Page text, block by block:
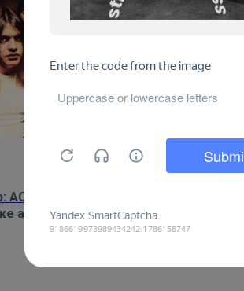
AC/DC – изображение на
альбома Highway to Hell